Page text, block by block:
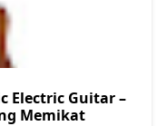
Electric Guitar –
Memikat